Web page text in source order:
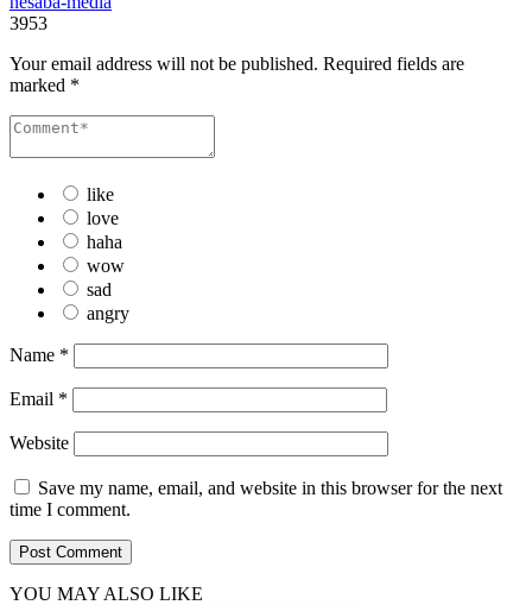
3953
Your email address will not be published. Required fields are
marked *
like
love
haha
wow
sad
angry
Name *
Email *
Website
Save my name, email, and website in this browser for the next
time I comment.
YOU MAY ALSO LIKE